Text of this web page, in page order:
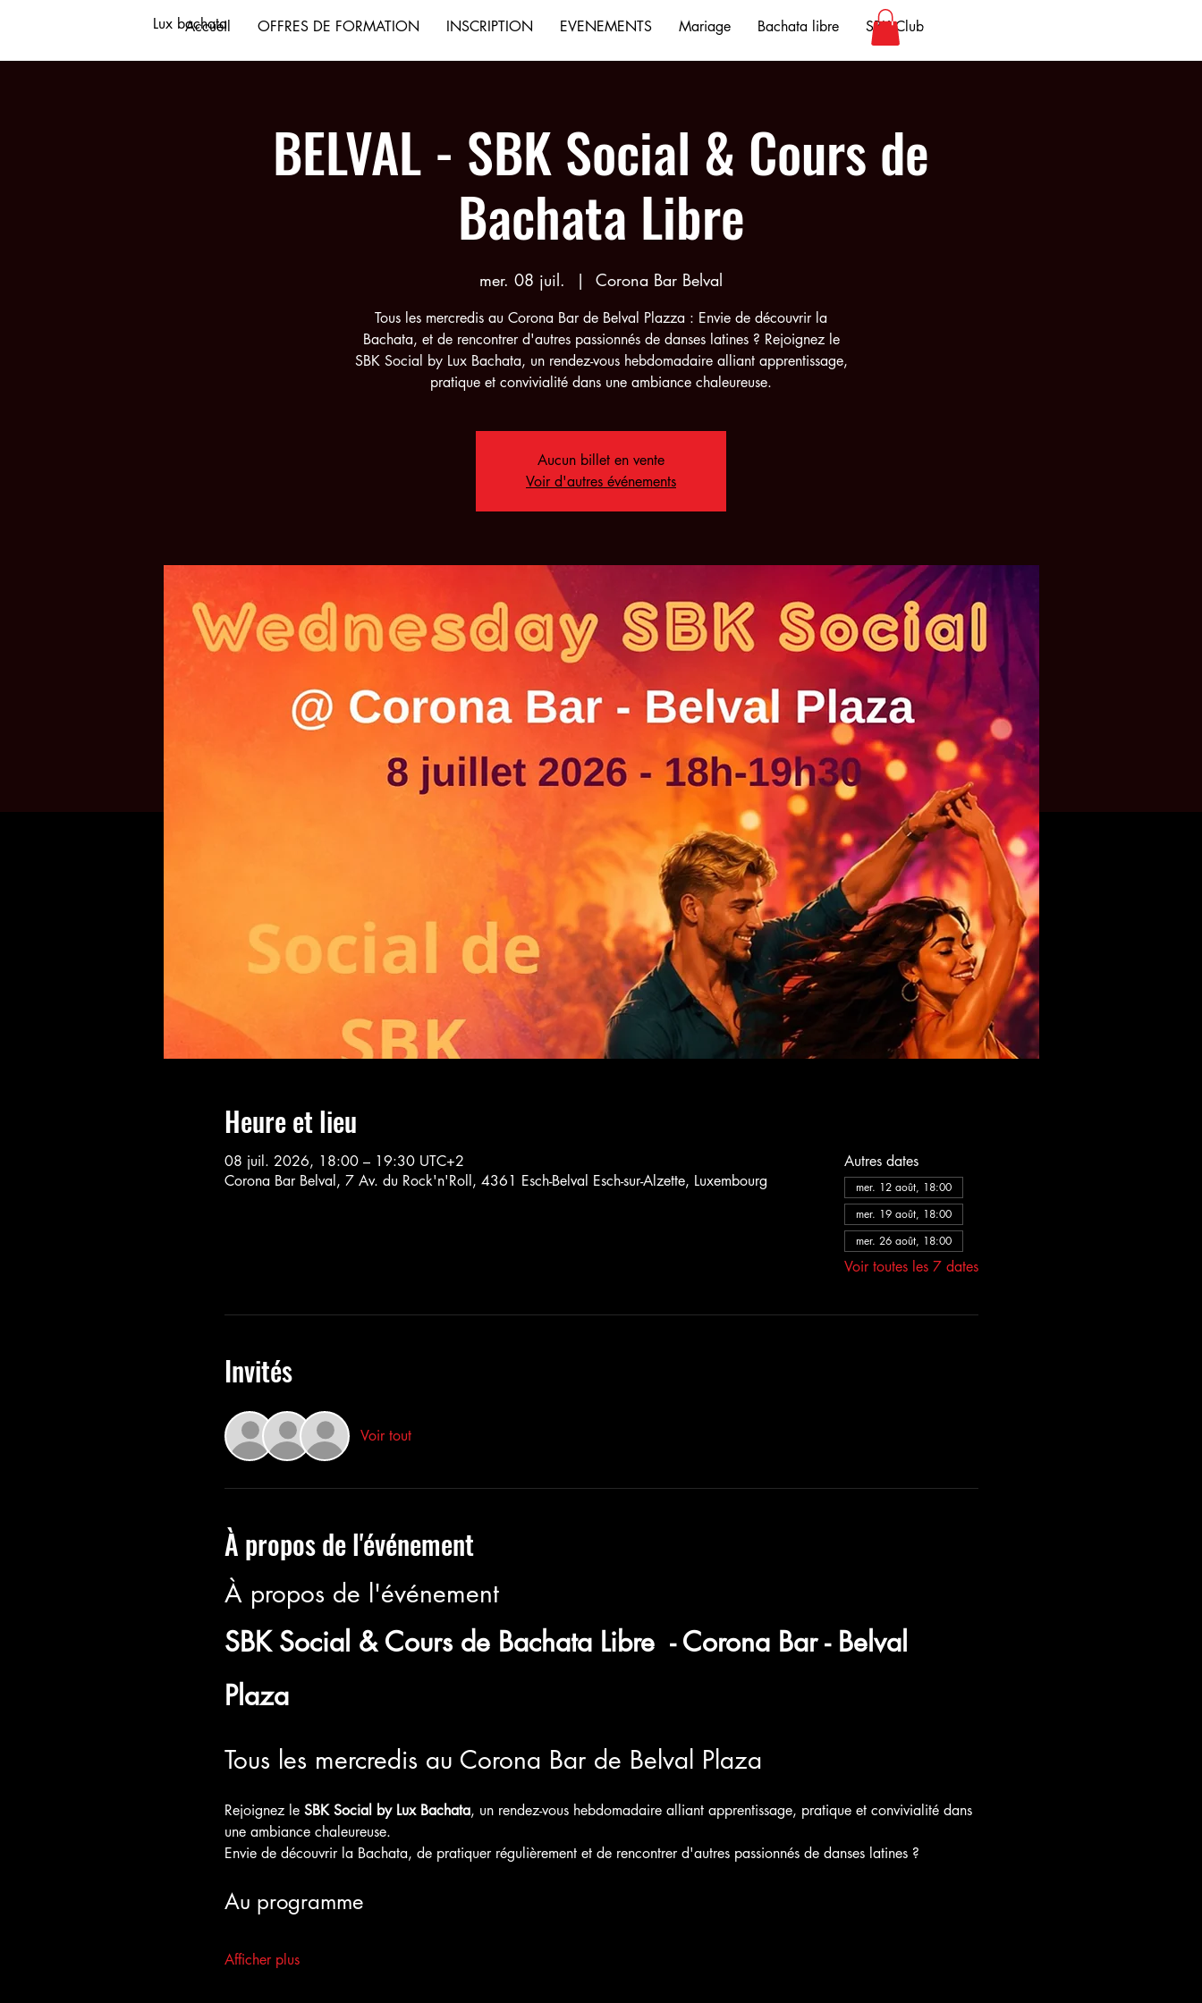
Lux bachata
Accueil OFFRES DE FORMATION INSCRIPTION EVENEMENTS Mariage Bachata libre SBK Club
BELVAL - SBK Social & Cours de
Bachata Libre
mer. 08 juil.
  |
Corona Bar Belval
Tous les mercredis au Corona Bar de Belval Plazza : Envie de découvrir la
Bachata, et de rencontrer d'autres passionnés de danses latines ? Rejoignez le
SBK Social by Lux Bachata, un rendez-vous hebdomadaire alliant apprentissage,
pratique et convivialité dans une ambiance chaleureuse.
Aucun billet en vente
Voir d'autres événements
Heure et lieu
08 juil. 2026, 18:00 – 19:30 UTC+2
Corona Bar Belval, 7 Av. du Rock'n'Roll, 4361 Esch-Belval Esch-sur-Alzette, Luxembourg
Autres dates
mer. 12 août, 18:00
mer. 19 août, 18:00
mer. 26 août, 18:00
Voir toutes les 7 dates
Invités
Voir tout
À propos de l'événement
À propos de l'événement
SBK Social & Cours de Bachata Libre  - Corona Bar - Belval
Plaza
Tous les mercredis au Corona Bar de Belval Plaza
Rejoignez le SBK Social by Lux Bachata, un rendez-vous hebdomadaire alliant apprentissage, pratique et convivialité dans
une ambiance chaleureuse.
Envie de découvrir la Bachata, de pratiquer régulièrement et de rencontrer d'autres passionnés de danses latines ?
Au programme
Afficher plus